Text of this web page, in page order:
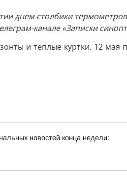
днем столбики
канале «Записки
и теплые куртки. 12
новостей конца недели: